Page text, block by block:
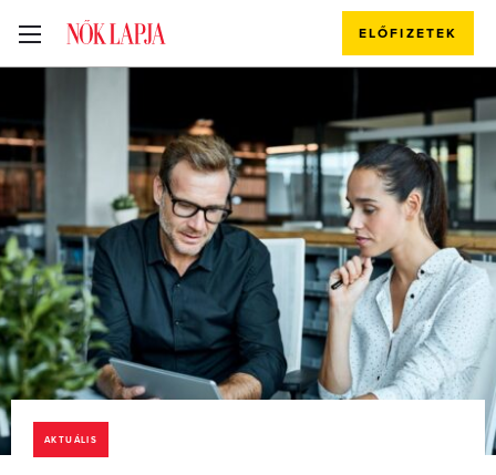
ELŐFIZETEK
AKTUÁLIS